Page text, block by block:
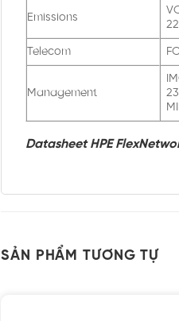
Emissions
Telecom
Management
Datasheet HPE
SẢN PHẨM TƯƠNG TỰ